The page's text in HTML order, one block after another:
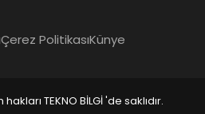
Çerez PolitikasıKünye
TEKNO BİLGİ 'de saklıdır.